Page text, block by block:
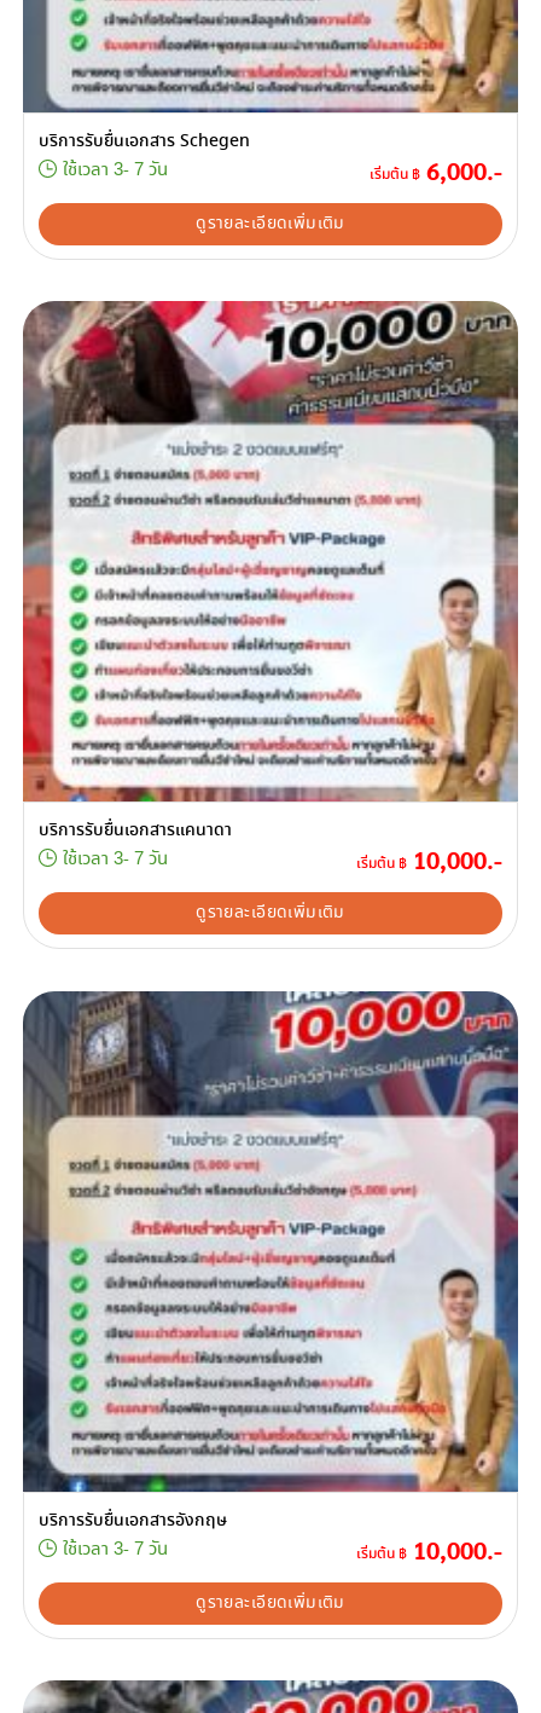
บริการรับยื่นเอกสาร Schegen
ใช้เวลา 3- 7 วัน เริ่มต้น ฿ 6,000.-
ดูรายละเอียดเพิ่มเติม
บริการรับยื่นเอกสารแคนาดา
ใช้เวลา 3- 7 วัน เริ่มต้น ฿ 10,000.-
ดูรายละเอียดเพิ่มเติม
บริการรับยื่นเอกสารอังกฤษ
ใช้เวลา 3- 7 วัน เริ่มต้น ฿ 10,000.-
ดูรายละเอียดเพิ่มเติม